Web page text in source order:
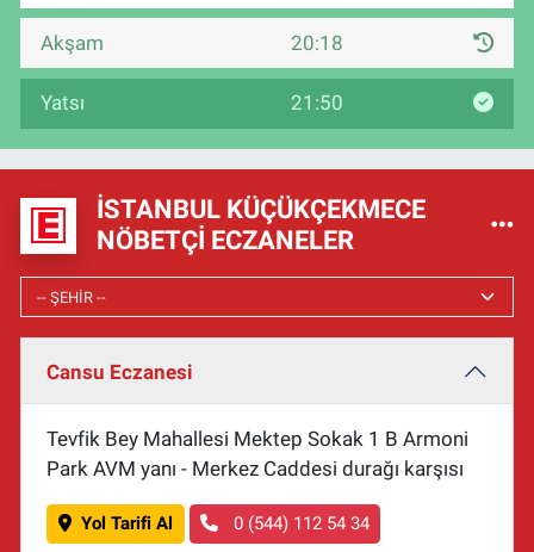
Akşam 20:18
Yatsı 21:50
İSTANBUL KÜÇÜKÇEKMECE
NÖBETÇI ECZANELER
Cansu Eczanesi
Tevfik Bey Mahallesi Mektep Sokak 1 B Armoni
Park AVM yanı - Merkez Caddesi durağı karşısı
Yol Tarifi Al 0 (544) 112 54 34